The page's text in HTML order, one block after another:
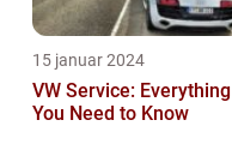
15 januar 2024
VW Service: Everything
You Need to Know